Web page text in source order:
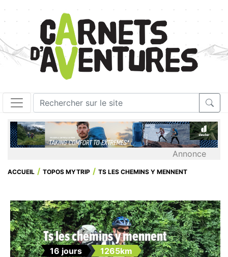
Annonce
ACCUEIL TOPOS MYTRIP TS LES CHEMINS Y MENNENT
Ts les chemins y mennent
16 jours 1265km